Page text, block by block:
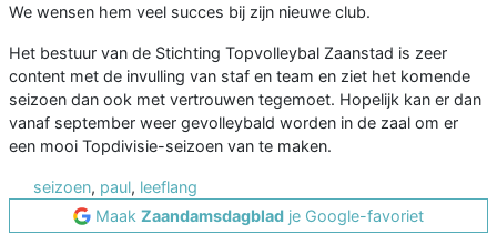
We wensen hem veel succes bij zijn nieuwe club.
Het bestuur van de Stichting Topvolleybal Zaanstad is zeer
content met de invulling van staf en team en ziet het komende
seizoen dan ook met vertrouwen tegemoet. Hopelijk kan er dan
vanaf september weer gevolleybald worden in de zaal om er
een mooi Topdivisie-seizoen van te maken.
seizoen, paul, leeflang
Maak Zaandamsdagblad je Google-favoriet